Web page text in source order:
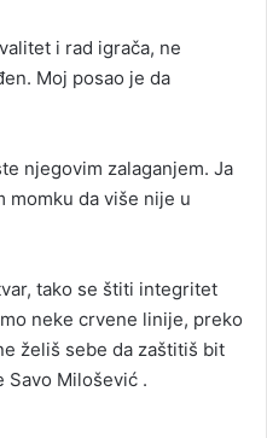
i rad igrača, ne
Moj posao je da
njegovim zalaganjem. Ja
momku da više nije u
tako se štiti integritet
neke crvene linije, preko
želiš sebe da zaštitiš bit
Savo Milošević .